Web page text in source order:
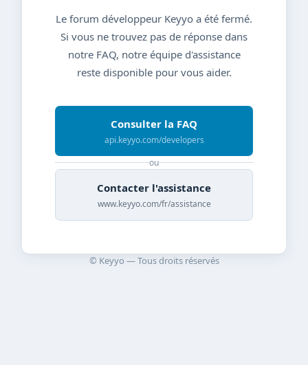
Le forum développeur Keyyo a été fermé.
Si vous ne trouvez pas de réponse dans
notre FAQ, notre équipe d'assistance
reste disponible pour vous aider.
Consulter la FAQ
api.keyyo.com/developers
ou
Contacter l'assistance
www.keyyo.com/fr/assistance
© Keyyo — Tous droits réservés